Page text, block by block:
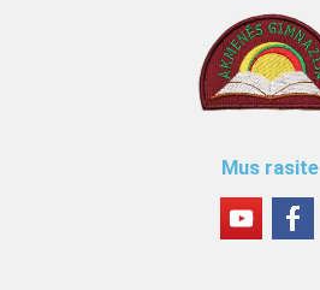
Mus rasite